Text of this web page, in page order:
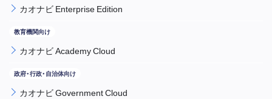
カオナビ Enterprise Edition
カオナビ Academy Cloud
カオナビ Government Cloud